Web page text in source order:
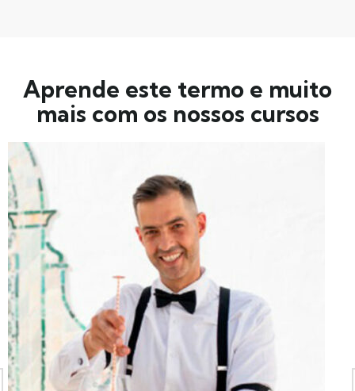
Aprende este termo e muito
mais com os nossos cursos